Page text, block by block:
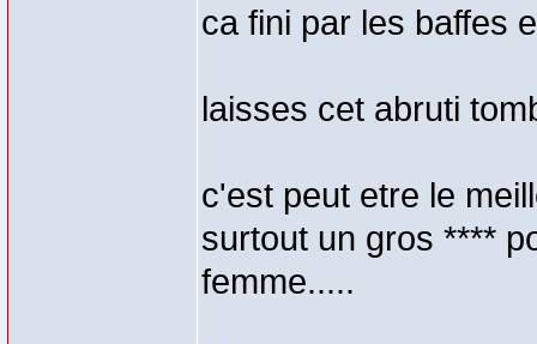
ca fini par les baffes
laisses cet abruti
c'est peut etre le
surtout un gros ****
femme.....